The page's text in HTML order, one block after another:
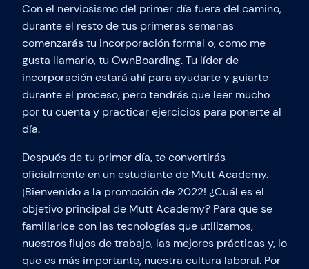
Con el nerviosismo del primer día fuera del camino,
durante el resto de tus primeras semanas
comenzarás tu incorporación formal o, como me
gusta llamarlo, tu OwnBoarding. Tu líder de
incorporación estará ahí para ayudarte y guiarte
durante el proceso, pero tendrás que leer mucho
por tu cuenta y practicar ejercicios para ponerte al
día.
Después de tu primer día, te convertirás
oficialmente en un estudiante de Mutt Academy.
¡Bienvenido a la promoción de 2022! ¿Cuál es el
objetivo principal de Mutt Academy? Para que se
familiarice con las tecnologías que utilizamos,
nuestros flujos de trabajo, las mejores prácticas y, lo
que es más importante, nuestra cultura laboral. Por